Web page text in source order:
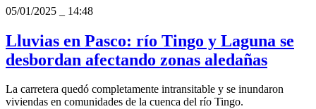
05/01/2025
14:48
Lluvias en Pasco: río Tingo y Laguna se
desbordan afectando zonas aledañas
La carretera quedó completamente intransitable y se inundaron
viviendas en comunidades de la cuenca del río Tingo.